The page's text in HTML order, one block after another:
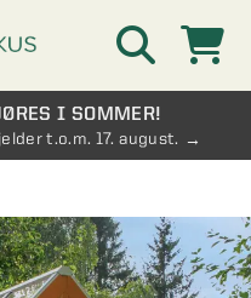
I SOMMER!
t.o.m. 17. august.